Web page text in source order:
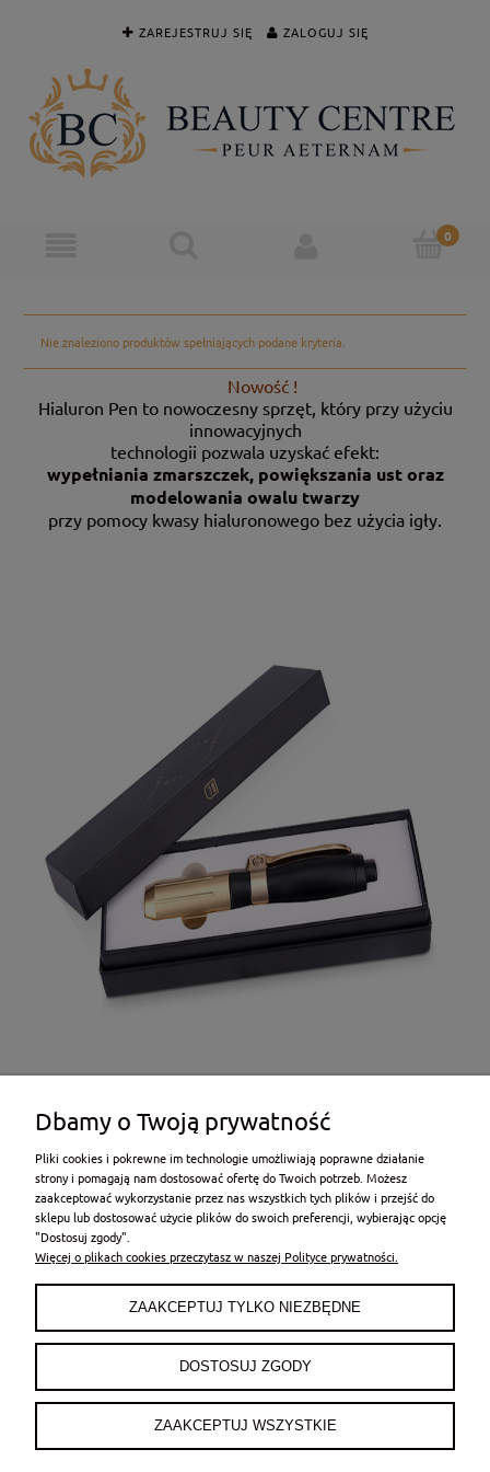
ZAREJESTRUJ SIĘ ZALOGUJ SIĘ
Nie znaleziono produktów spełniających podane kryteria.
Nowość !
Hialuron Pen to nowoczesny sprzęt, który przy użyciu
innowacyjnych
technologii pozwala uzyskać efekt:
wypełniania zmarszczek, powiększania ust oraz
modelowania owalu twarzy
przy pomocy kwasy hialuronowego bez użycia igły.
POMOC
PŁATNOŚCI I DOSTAWA
INFORMACJE
Dbamy o Twoją prywatność
Pliki cookies i pokrewne im technologie umożliwiają poprawne działanie
strony i pomagają nam dostosować ofertę do Twoich potrzeb. Możesz
zaakceptować wykorzystanie przez nas wszystkich tych plików i przejść do
sklepu lub dostosować użycie plików do swoich preferencji, wybierając opcję
"Dostosuj zgody".
Więcej o plikach cookies przeczytasz w naszej Polityce prywatności.
ZAAKCEPTUJ TYLKO NIEZBĘDNE
DOSTOSUJ ZGODY
ZAAKCEPTUJ WSZYSTKIE